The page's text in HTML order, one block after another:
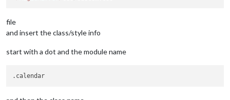
file
and insert the class/style info
start with a dot and the module name